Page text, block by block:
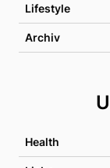
Lifestyle
Archiv
Health